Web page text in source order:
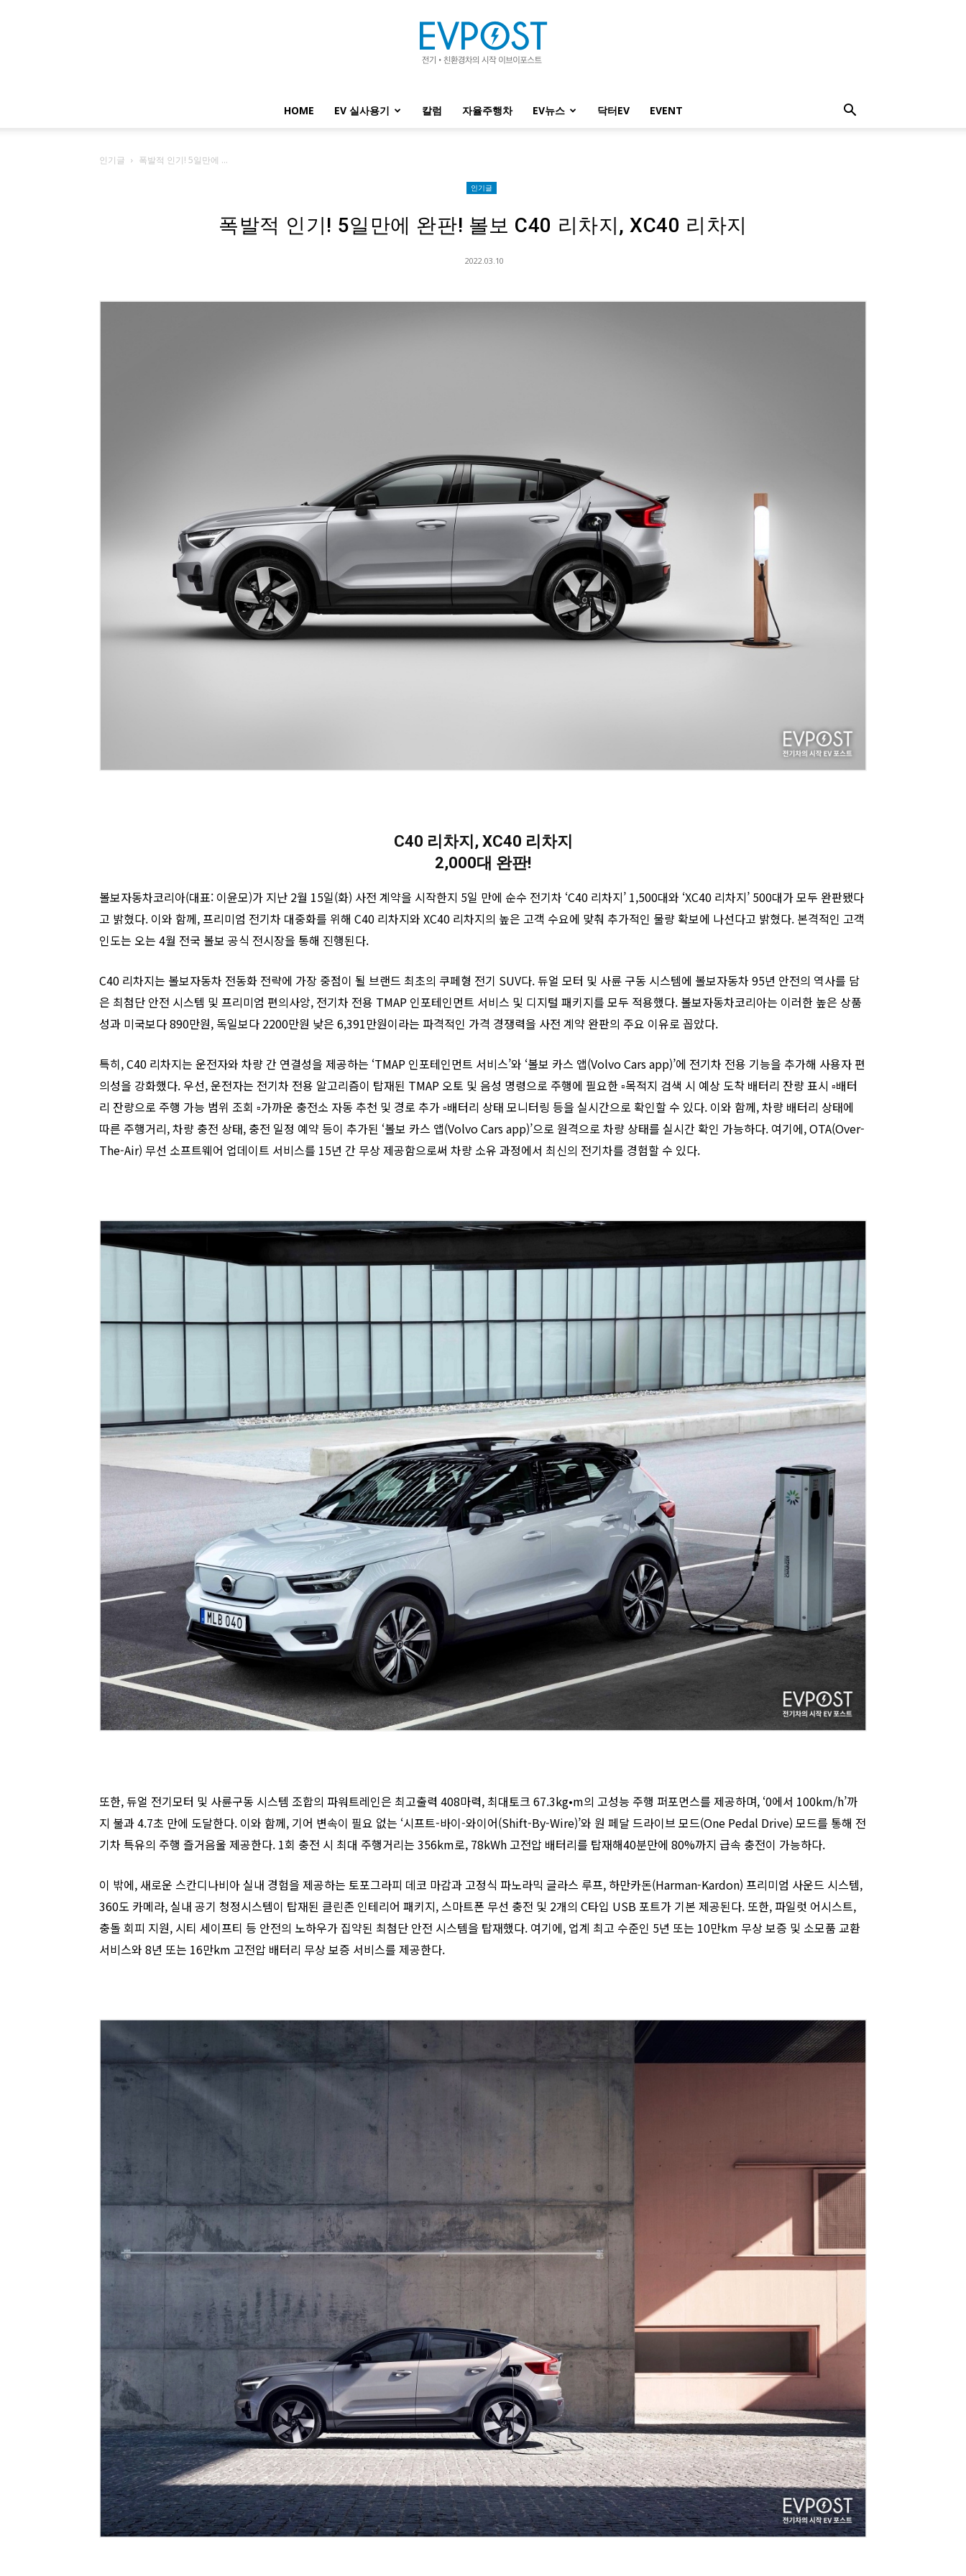
HOME EV 실사용기 칼럼 자율주행차 EV뉴스 닥터EV EVENT
인기글 폭발적 인기! 5일만에 ...
인기글
폭발적 인기! 5일만에 완판! 볼보 C40 리차지, XC40 리차지
2022.03.10
C40 리차지, XC40 리차지
2,000대 완판!
볼보자동차코리아(대표: 이윤모)가 지난 2월 15일(화) 사전 계약을 시작한지 5일 만에 순수 전기차 ‘C40 리차지’ 1,500대와 ‘XC40 리차지’ 500대가 모두 완판됐다
고 밝혔다. 이와 함께, 프리미엄 전기차 대중화를 위해 C40 리차지와 XC40 리차지의 높은 고객 수요에 맞춰 추가적인 물량 확보에 나선다고 밝혔다. 본격적인 고객
인도는 오는 4월 전국 볼보 공식 전시장을 통해 진행된다.
C40 리차지는 볼보자동차 전동화 전략에 가장 중점이 될 브랜드 최초의 쿠페형 전기 SUV다. 듀얼 모터 및 사륜 구동 시스템에 볼보자동차 95년 안전의 역사를 담
은 최첨단 안전 시스템 및 프리미엄 편의사앙, 전기차 전용 TMAP 인포테인먼트 서비스 및 디지털 패키지를 모두 적용했다. 볼보자동차코리아는 이러한 높은 상품
성과 미국보다 890만원, 독일보다 2200만원 낮은 6,391만원이라는 파격적인 가격 경쟁력을 사전 계약 완판의 주요 이유로 꼽았다.
특히, C40 리차지는 운전자와 차량 간 연결성을 제공하는 ‘TMAP 인포테인먼트 서비스’와 ‘볼보 카스 앱(Volvo Cars app)’에 전기차 전용 기능을 추가해 사용자 편
의성을 강화했다. 우선, 운전자는 전기차 전용 알고리즘이 탑재된 TMAP 오토 및 음성 명령으로 주행에 필요한 ▫︎목적지 검색 시 예상 도착 배터리 잔량 표시 ▫︎배터
리 잔량으로 주행 가능 범위 조회 ▫︎가까운 충전소 자동 추천 및 경로 추가 ▫︎배터리 상태 모니터링 등을 실시간으로 확인할 수 있다. 이와 함께, 차량 배터리 상태에
따른 주행거리, 차량 충전 상태, 충전 일정 예약 등이 추가된 ‘볼보 카스 앱(Volvo Cars app)’으로 원격으로 차량 상태를 실시간 확인 가능하다. 여기에, OTA(Over-
The-Air) 무선 소프트웨어 업데이트 서비스를 15년 간 무상 제공함으로써 차량 소유 과정에서 최신의 전기차를 경험할 수 있다.
또한, 듀얼 전기모터 및 사륜구동 시스템 조합의 파워트레인은 최고출력 408마력, 최대토크 67.3kg•m의 고성능 주행 퍼포먼스를 제공하며, ‘0에서 100km/h’까
지 불과 4.7초 만에 도달한다. 이와 함께, 기어 변속이 필요 없는 ‘시프트-바이-와이어(Shift-By-Wire)’와 원 페달 드라이브 모드(One Pedal Drive) 모드를 통해 전
기차 특유의 주행 즐거음울 제공한다. 1회 충전 시 최대 주행거리는 356km로, 78kWh 고전압 배터리를 탑재해40분만에 80%까지 급속 충전이 가능하다.
이 밖에, 새로운 스칸디나비아 실내 경험을 제공하는 토포그라피 데코 마감과 고정식 파노라믹 글라스 루프, 하만카돈(Harman-Kardon) 프리미엄 사운드 시스템,
360도 카메라, 실내 공기 청정시스템이 탑재된 클린존 인테리어 패키지, 스마트폰 무선 충전 및 2개의 C타입 USB 포트가 기본 제공된다. 또한, 파일럿 어시스트,
충돌 회피 지원, 시티 세이프티 등 안전의 노하우가 집약된 최첨단 안전 시스템을 탑재했다. 여기에, 업계 최고 수준인 5년 또는 10만km 무상 보증 및 소모품 교환
서비스와 8년 또는 16만km 고전압 배터리 무상 보증 서비스를 제공한다.